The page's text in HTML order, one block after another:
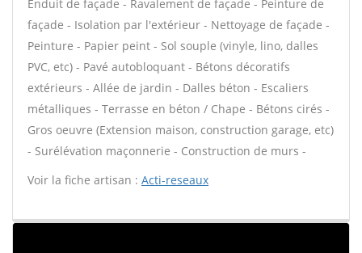
Enduit de façade - Ravalement de façade - Peinture de
façade - Isolation par l'extérieur - Nettoyage de façade -
Peinture - Papier peint - Sol souple (vinyle, lino, dalles
PVC, etc) - Pavé autobloquant - Bétons décoratifs
extérieurs - Allée de jardin - Dalles béton - Escaliers
métalliques - Terrasse en béton / Chape - Bétons cirés -
Gros oeuvre (Extension maison, construction garage, etc)
- Surélévation maçonnerie - Construction de murs -
Voir la fiche artisan : Acti-reseaux